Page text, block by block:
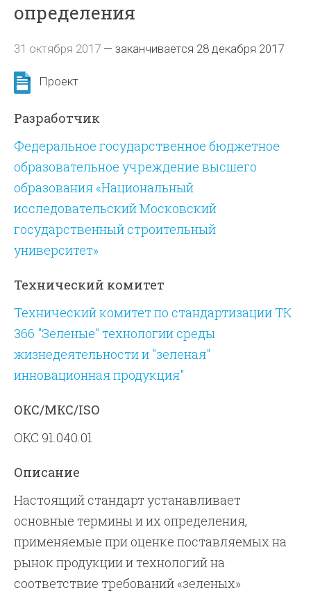
определения
31 октября 2017 —заканчивается 28 декабря 2017
Проект
Разработчик
Федеральное государственное бюджетное
образовательное учреждение высшего
образования «Национальный
исследовательский Московский
государственный строительный
университет»
Технический комитет
Технический комитет по стандартизации ТК
366 "Зеленые" технологии среды
жизнедеятельности и "зеленая"
инновационная продукция"
ОКС/МКС/ISO
ОКС 91.040.01
Описание
Настоящий стандарт устанавливает
основные термины и их определения,
применяемые при оценке поставляемых на
рынок продукции и технологий на
соответствие требований «зеленых»